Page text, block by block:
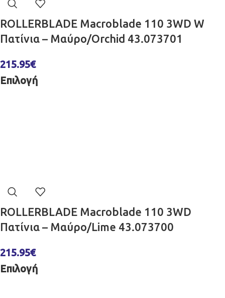
ROLLERBLADE Macroblade 110 3WD W
Πατίνια – Μαύρο/Orchid 43.073701
215.95€
Επιλογή
ROLLERBLADE Macroblade 110 3WD
Πατίνια – Μαύρο/Lime 43.073700
215.95€
Επιλογή